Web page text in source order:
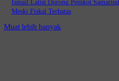
Ismail Latisi Dorong Pemkot
Meski Fiskal Terbatas
Muat lebih banyak